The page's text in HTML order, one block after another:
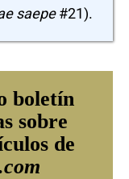
saepe#21).
boletín
sobre
de